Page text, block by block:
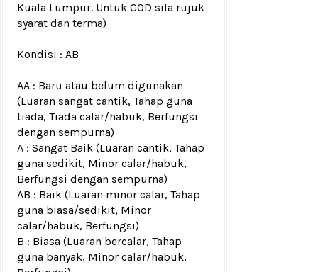
Kuala Lumpur. Untuk COD sila rujuk
syarat dan terma)
Kondisi : AB
AA : Baru atau belum digunakan
(Luaran sangat cantik, Tahap guna
tiada, Tiada calar/habuk, Berfungsi
dengan sempurna)
A : Sangat Baik (Luaran cantik, Tahap
guna sedikit, Minor calar/habuk,
Berfungsi dengan sempurna)
AB : Baik (Luaran minor calar, Tahap
guna biasa/sedikit, Minor
calar/habuk, Berfungsi)
B : Biasa (Luaran bercalar, Tahap
guna banyak, Minor calar/habuk,